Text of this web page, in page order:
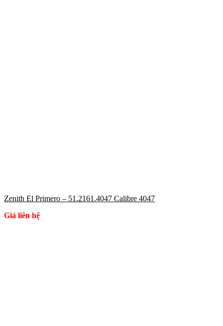
Zenith El Primero – 51.2161.4047 Calibre 4047
Giá liên hệ